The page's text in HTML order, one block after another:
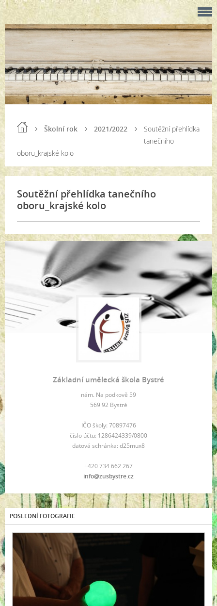
Školní rok 2021/2022
Soutěžní přehlídka
tanečního
oboru_krajské kolo
Soutěžní přehlídka tanečního
oboru_krajské kolo
Základní umělecká škola Bystré
nám. Na podkově 59
569 92 Bystré
IČO školy: 70897476
číslo účtu: 1286424339/0800
datová schránka: d25mux8
+420 734 662 267
info@zusbystre.cz
POSLEDNÍ FOTOGRAFIE